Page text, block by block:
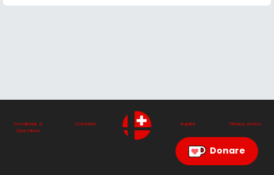
Feedback &
Questions
Contatto Imprint Privacy Avviso
Donare